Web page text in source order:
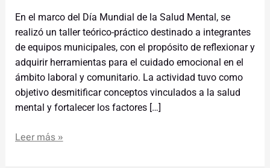
En el marco del Día Mundial de la Salud Mental, se
realizó un taller teórico-práctico destinado a integrantes
de equipos municipales, con el propósito de reflexionar y
adquirir herramientas para el cuidado emocional en el
ámbito laboral y comunitario. La actividad tuvo como
objetivo desmitificar conceptos vinculados a la salud
mental y fortalecer los factores […]
Leer más »